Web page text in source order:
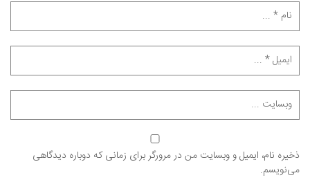
ذخیره نام، ایمیل و وبسایت من در مرورگر برای زمانی که دوباره دیدگاهی
می‌نویسم.